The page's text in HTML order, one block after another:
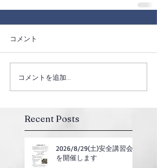
コメント
コメントを追加…
Recent Posts
2026/8/29(土)安全講習会
を開催します